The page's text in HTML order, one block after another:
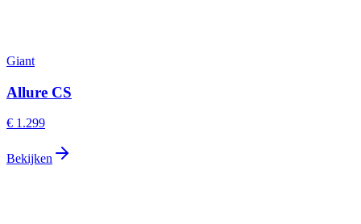
Giant
Allure CS
€ 1.299
Bekijken